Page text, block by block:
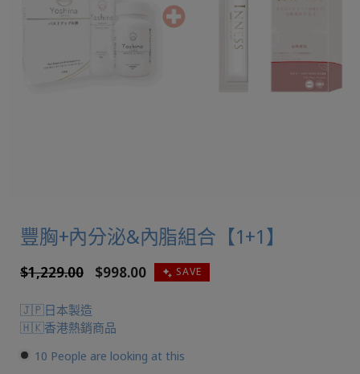
豐胸+內分泌&內脂組合【1+1】
定
$1,229.00 售
$998.00 SAVE
🇯🇵日本製造
🇭🇰香港熱銷商品
10 People are looking at this